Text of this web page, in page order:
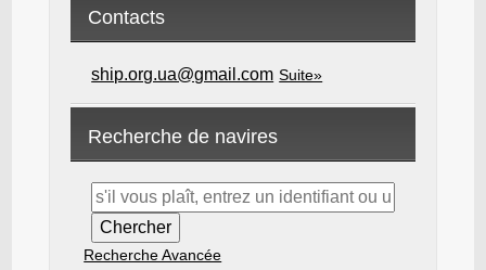
Contacts
ship.org.ua@gmail.com Suite»
Recherche de navires
Recherche Avancée